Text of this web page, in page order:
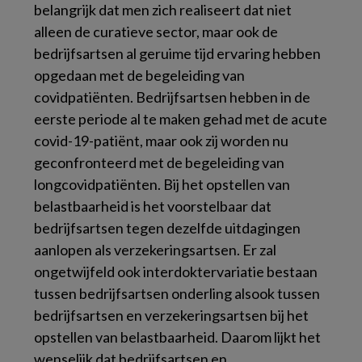
belangrijk dat men zich realiseert dat niet
alleen de curatieve sector, maar ook de
bedrijfsartsen al geruime tijd ervaring hebben
opgedaan met de begeleiding van
covidpatiënten. Bedrijfsartsen hebben in de
eerste periode al te maken gehad met de acute
covid-19-patiënt, maar ook zij worden nu
geconfronteerd met de begeleiding van
longcovidpatiënten. Bij het opstellen van
belastbaarheid is het voorstelbaar dat
bedrijfsartsen tegen dezelfde uitdagingen
aanlopen als verzekeringsartsen. Er zal
ongetwijfeld ook interdoktervariatie bestaan
tussen bedrijfsartsen onderling alsook tussen
bedrijfsartsen en verzekeringsartsen bij het
opstellen van belastbaarheid. Daarom lijkt het